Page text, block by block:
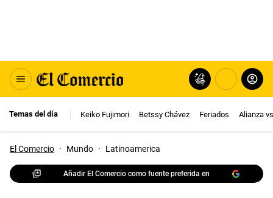
Temas del día Keiko Fujimori Betssy Chávez Feriados Alianza
El Comercio · Mundo · Latinoamerica
Añadir El Comercio como fuente preferida en